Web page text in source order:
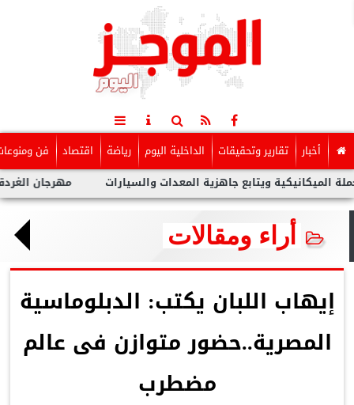
أخبار تقارير وتحقيقات الداخلية اليوم رياضة اقتصاد فن
مهرجان الغردقة ويتابع جاهزية المعدات والسيارات
أراء ومقالات
إيهاب اللبان يكتب: الدبلوماسية
المصرية..حضور متوازن فى عالم
مضطرب